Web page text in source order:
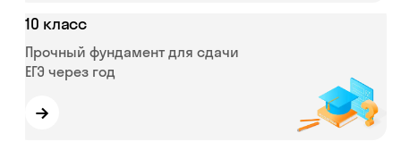
10 класс
Прочный фундамент для сдачи
ЕГЭ через год
→